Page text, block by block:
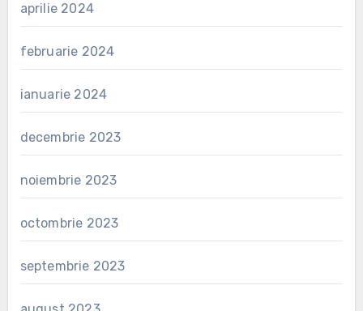
aprilie 2024
februarie 2024
ianuarie 2024
decembrie 2023
noiembrie 2023
octombrie 2023
septembrie 2023